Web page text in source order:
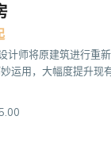
计师将原建筑进行重
运用，大幅度提升现